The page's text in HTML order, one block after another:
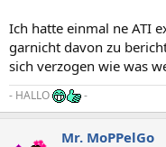
Ich hatte einmal ne ATI
garnicht davon zu
sich verzogen wie was
- HALLO -
Mr. MoPPelGo